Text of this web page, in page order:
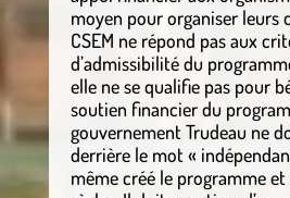
moyen pour organiser leurs
CSEM ne répond pas aux
d’admissibilité du
elle ne se qualifie pas pour
soutien financier du
gouvernement Trudeau ne
derrière le mot «
même créé le programme